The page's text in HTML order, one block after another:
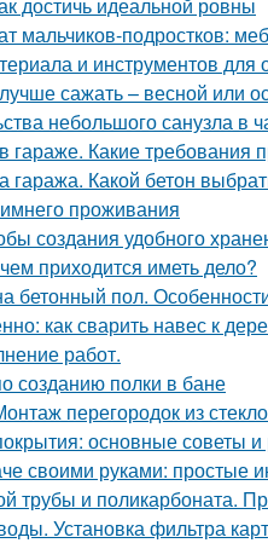
подростков:
и инструментов для
сажать – весной или
небольшого санузла в
Какие требования
гаража. Какой бетон
проживания
создания удобного
приходится иметь дело?
бетонный пол.
как сварить навес к
работ.
созданию полки в бане
перегородок из
основные советы
своими руками: простые
трубы и поликарбоната.
Установка фильтра